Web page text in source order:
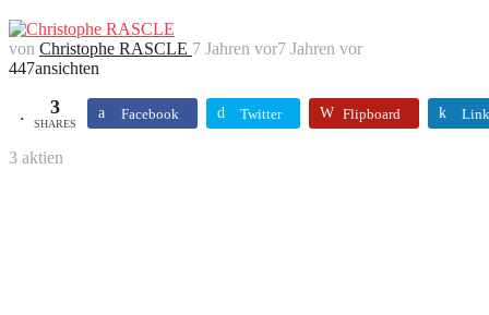
von Christophe RASCLE 7 Jahren vor7 Jahren vor
447ansichten
3
SHARES
Facebook Twitter Flipboard
3 aktien